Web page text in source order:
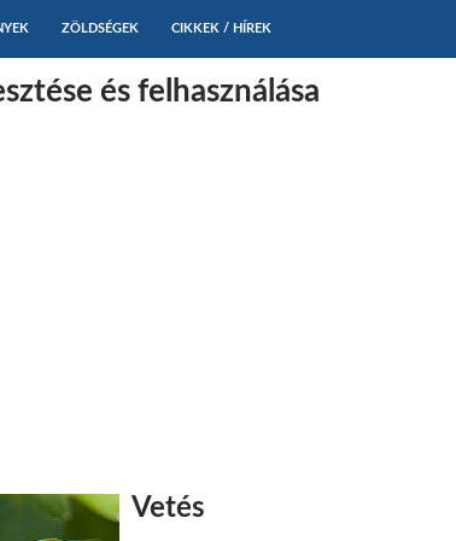
ZÖLDSÉGEK CIKKEK / HÍREK
és felhasználása
Vetés